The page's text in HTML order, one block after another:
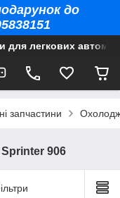
до
для легкових
запчастини
Sprinter 906